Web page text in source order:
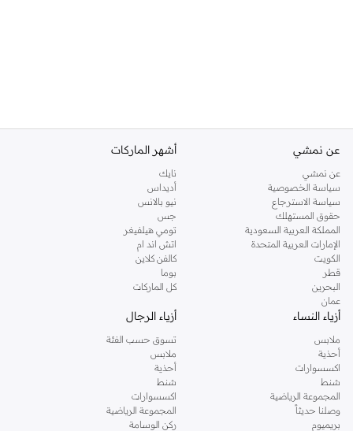
عن نمشي
عن نمشي
سياسة الخصوصية
سياسة الاسترجاع
حقوق المستهلك
المملكة العربية السعودية
الإمارات العربية المتحدة
الكويت
قطر
البحرين
عمان
أشهر الماركات
نايك
أديداس
نيو بالانس
جس
تومي هيلفيغر
اتش اند ام
كالفن كلاين
بوما
كل الماركات
أزياء النساء
ملابس
أحذية
اكسسوارات
شنط
المجموعة الرياضية
وصلنا حديثاً
بريميوم
أزياء الرجال
تسوق حسب الفئة
ملابس
أحذية
شنط
اكسسوارات
المجموعة الرياضية
ركن الوسامة